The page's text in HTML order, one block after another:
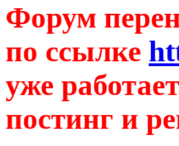
Форум
по ссылке
уже
постинг и